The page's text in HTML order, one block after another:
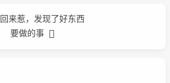
回来惹，发现了好东西
要做的事